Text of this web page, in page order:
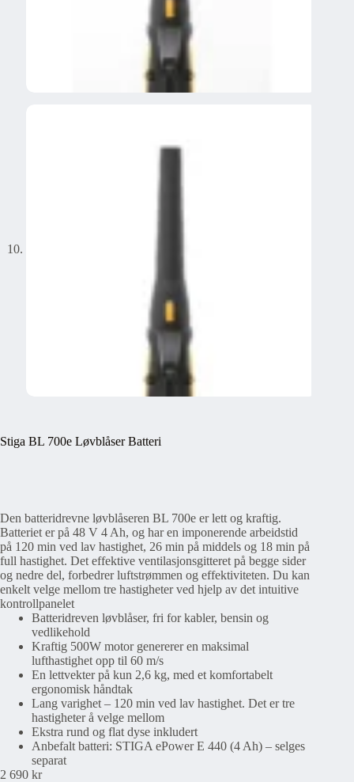
Stiga BL 700e Løvblåser Batteri
Den batteridrevne løvblåseren BL 700e er lett og kraftig.
Batteriet er på 48 V 4 Ah, og har en imponerende arbeidstid
på 120 min ved lav hastighet, 26 min på middels og 18 min på
full hastighet. Det effektive ventilasjonsgitteret på begge sider
og nedre del, forbedrer luftstrømmen og effektiviteten. Du kan
enkelt velge mellom tre hastigheter ved hjelp av det intuitive
kontrollpanelet
Batteridreven løvblåser, fri for kabler, bensin og
vedlikehold
Kraftig 500W motor genererer en maksimal
lufthastighet opp til 60 m/s
En lettvekter på kun 2,6 kg, med et komfortabelt
ergonomisk håndtak
Lang varighet – 120 min ved lav hastighet. Det er tre
hastigheter å velge mellom
Ekstra rund og flat dyse inkludert
Anbefalt batteri: STIGA ePower E 440 (4 Ah) – selges
separat
2 690 kr